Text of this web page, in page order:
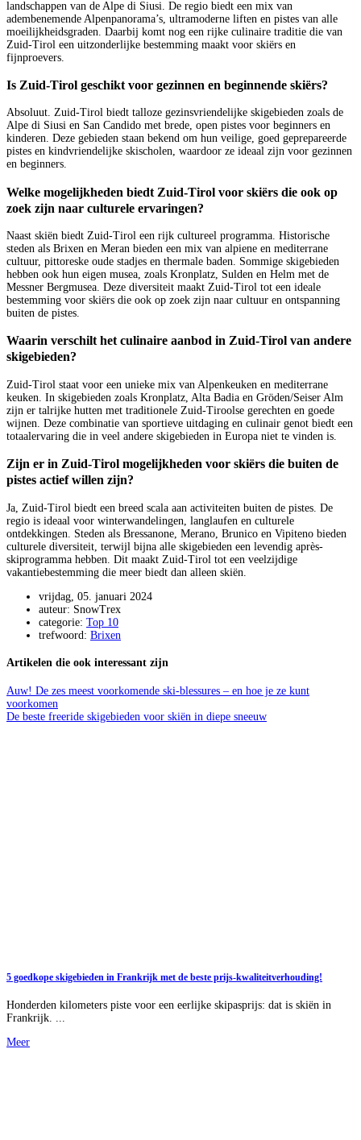
landschappen van de Alpe di Siusi. De regio biedt een mix van
adembenemende Alpenpanorama’s, ultramoderne liften en pistes van alle
moeilijkheidsgraden. Daarbij komt nog een rijke culinaire traditie die van
Zuid-Tirol een uitzonderlijke bestemming maakt voor skiërs en
fijnproevers.
Is Zuid-Tirol geschikt voor gezinnen en beginnende skiërs?
Absoluut. Zuid-Tirol biedt talloze gezinsvriendelijke skigebieden zoals de
Alpe di Siusi en San Candido met brede, open pistes voor beginners en
kinderen. Deze gebieden staan bekend om hun veilige, goed geprepareerde
pistes en kindvriendelijke skischolen, waardoor ze ideaal zijn voor gezinnen
en beginners.
Welke mogelijkheden biedt Zuid-Tirol voor skiërs die ook op
zoek zijn naar culturele ervaringen?
Naast skiën biedt Zuid-Tirol een rijk cultureel programma. Historische
steden als Brixen en Meran bieden een mix van alpiene en mediterrane
cultuur, pittoreske oude stadjes en thermale baden. Sommige skigebieden
hebben ook hun eigen musea, zoals Kronplatz, Sulden en Helm met de
Messner Bergmusea. Deze diversiteit maakt Zuid-Tirol tot een ideale
bestemming voor skiërs die ook op zoek zijn naar cultuur en ontspanning
buiten de pistes.
Waarin verschilt het culinaire aanbod in Zuid-Tirol van andere
skigebieden?
Zuid-Tirol staat voor een unieke mix van Alpenkeuken en mediterrane
keuken. In skigebieden zoals Kronplatz, Alta Badia en Gröden/Seiser Alm
zijn er talrijke hutten met traditionele Zuid-Tiroolse gerechten en goede
wijnen. Deze combinatie van sportieve uitdaging en culinair genot biedt een
totaalervaring die in veel andere skigebieden in Europa niet te vinden is.
Zijn er in Zuid-Tirol mogelijkheden voor skiërs die buiten de
pistes actief willen zijn?
Ja, Zuid-Tirol biedt een breed scala aan activiteiten buiten de pistes. De
regio is ideaal voor winterwandelingen, langlaufen en culturele
ontdekkingen. Steden als Bressanone, Merano, Brunico en Vipiteno bieden
culturele diversiteit, terwijl bijna alle skigebieden een levendig après-
skiprogramma hebben. Dit maakt Zuid-Tirol tot een veelzijdige
vakantiebestemming die meer biedt dan alleen skiën.
vrijdag, 05. januari 2024
auteur: SnowTrex
categorie: Top 10
trefwoord: Brixen
Artikelen die ook interessant zijn
Auw! De zes meest voorkomende ski-blessures – en hoe je ze kunt
voorkomen
De beste freeride skigebieden voor skiën in diepe sneeuw
5 goedkope skigebieden in Frankrijk met de beste prijs-kwaliteitverhouding!
Honderden kilometers piste voor een eerlijke skipasprijs: dat is skiën in
Frankrijk. ...
Meer